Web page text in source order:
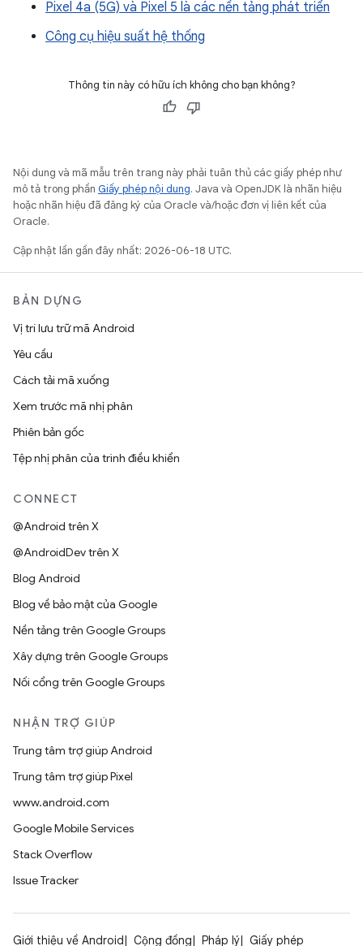
Pixel 4a (5G) và Pixel 5 là các nền tảng phát triển
Công cụ hiệu suất hệ thống
Thông tin này có hữu ích không cho bạn không?
Nội dung và mã mẫu trên trang này phải tuân thủ các giấy phép như
mô tả trong phần Giấy phép nội dung. Java và OpenJDK là nhãn hiệu
hoặc nhãn hiệu đã đăng ký của Oracle và/hoặc đơn vị liên kết của
Oracle.
Cập nhật lần gần đây nhất: 2026-06-18 UTC.
BẢN DỰNG
Vị trí lưu trữ mã Android
Yêu cầu
Cách tải mã xuống
Xem trước mã nhị phân
Phiên bản gốc
Tệp nhị phân của trình điều khiển
CONNECT
@Android trên X
@AndroidDev trên X
Blog Android
Blog về bảo mật của Google
Nền tảng trên Google Groups
Xây dựng trên Google Groups
Nối cổng trên Google Groups
NHẬN TRỢ GIÚP
Trung tâm trợ giúp Android
Trung tâm trợ giúp Pixel
www.android.com
Google Mobile Services
Stack Overflow
Issue Tracker
Giới thiệu về Android Cộng đồng Pháp lý Giấy phép